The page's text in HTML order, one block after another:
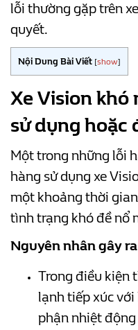
lỗi thường gặp trên
quyết.
Nội Dung Bài Viết [show]
Xe Vision khó
sử dụng hoặc
Một trong những lỗi
hàng sử dụng xe
một khoảng thời
tình trạng khó đề nổ
Nguyên nhân gây
Trong điều kiện
lạnh tiếp xúc với
phận nhiệt động